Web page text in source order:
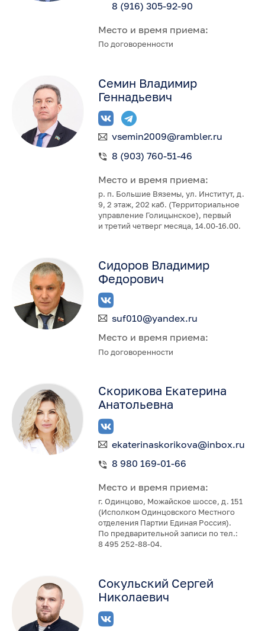
8 (916) 305-92-90
Место и время приема:
По договоренности
Семин Владимир
Геннадьевич
vsemin2009@rambler.ru
8 (903) 760-51-46
Место и время приема:
р. п. Большие Вяземы, ул. Институт, д.
9, 2 этаж, 202 каб. (Территориальное
управление Голицынское), первый
и третий четверг месяца, 14.00-16.00.
Сидоров Владимир
Федорович
suf010@yandex.ru
Место и время приема:
По договоренности
Скорикова Екатерина
Анатольевна
ekaterinaskorikova@inbox.ru
8 980 169-01-66
Место и время приема:
г. Одинцово, Можайское шоссе, д. 151
(Исполком Одинцовского Местного
отделения Партии Единая Россия).
По предварительной записи по тел.:
8 495 252-88-04.
Сокульский Сергей
Николаевич